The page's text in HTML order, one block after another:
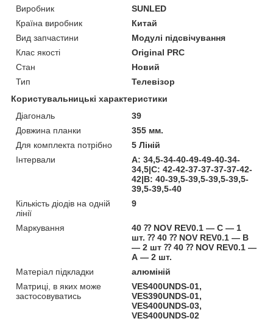
Виробник
SUNLED
Країна виробник
Китай
Вид запчастини
Модулі підсвічування
Клас якості
Original PRC
Стан
Новий
Тип
Телевізор
Користувальницькі характеристики
Діагональ
39
Довжина планки
355 мм.
Для комплекта потрібно
5 Ліній
Інтервали
А: 34,5-34-40-49-49-40-34-
34,5|С: 42-42-37-37-37-37-42-
42|В: 40-39,5-39,5-39,5-39,5-
39,5-39,5-40
Кількість діодів на одній
лінії
9
Маркування
40 ⁇ NOV REV0.1 — С — 1
шт. ⁇ 40 ⁇ NOV REV0.1 — В
— 2 шт ⁇ 40 ⁇ NOV REV0.1 —
А — 2 шт.
Матеріал підкладки
алюміній
Матриці, в яких може
застосовуватись
VES400UNDS-01,
VES390UNDS-01,
VES400UNDS-03,
VES400UNDS-02